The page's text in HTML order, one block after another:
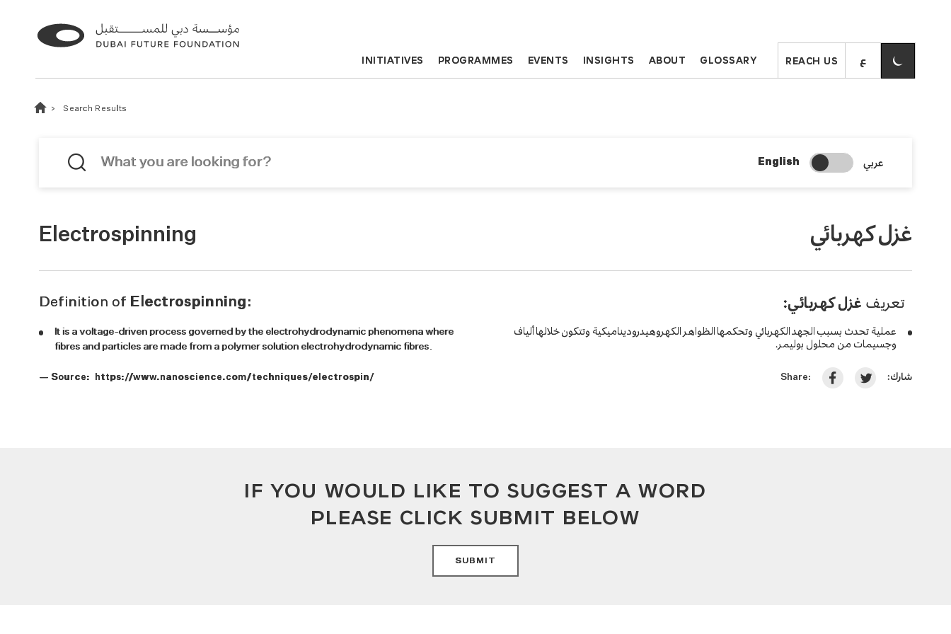
INITIATIVES PROGRAMMES EVENTS INSIGHTS ABOUT GLOSSARY REACH US
Search Results
English Change Search Language
عربي
Electrospinning
Definition of Electrospinning:
It is a voltage-driven process governed by the electrohydrodynamic phenomena where
fibres and particles are made from a polymer solution electrohydrodynamic fibres.
غزل كهربائي
تعريف غزل كهربائي:
عملية تحدث بسبب الجهد الكهربائي وتحكمها الظواهر الكهروهيدروديناميكية وتتكون خلالها ألياف
وجسيمات من محلول بوليمر.
— Source: https://www.nanoscience.com/techniques/electrospin/ Share: شارك:
IF YOU WOULD LIKE TO SUGGEST A WORD
PLEASE CLICK SUBMIT BELOW
SUBMIT